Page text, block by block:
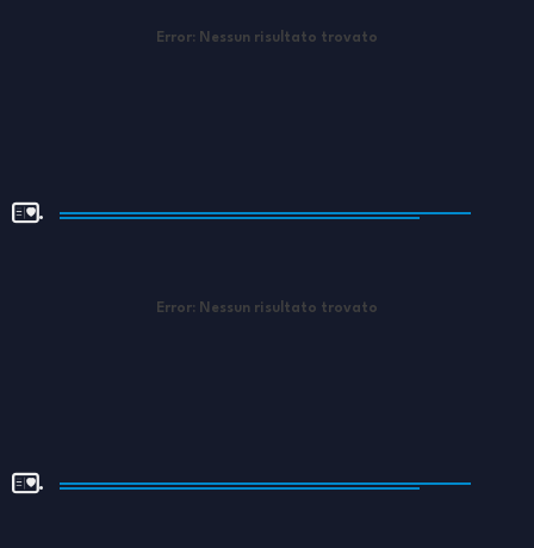
Error: Nessun risultato trovato
.
Error: Nessun risultato trovato
.